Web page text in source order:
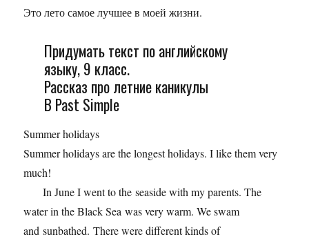
Это лето самое лучшее в моей жизни.
Придумать текст по английскому
языку, 9 класс.
Рассказ про летние каникулы
В Past Simple
Summer holidays
Summer holidays are the longest holidays. I like them very
much!
In June I went to the seaside with my parents. The
water in the Black Sea was very warm. We swam
and sunbathed. There were different kinds of